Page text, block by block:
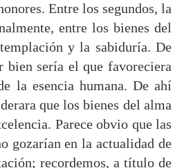
Entre los segundos, la
entre los bienes del
y la sabiduría. De
bien sería el que favoreciera
la esencia humana. De ahí
que los bienes del alma
Parece obvio que las
gozarían en la actualidad de
recordemos, a título de